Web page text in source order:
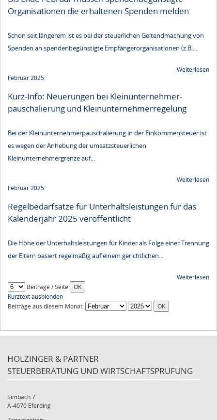
Organisationen die erhaltenen Spenden melden
Schon seit längerem ist es bei der steuerlichen Geltendmachung von
Spenden an spendenbegünstigte Empfängerorganisationen (z.B....
Weiterlesen
Februar 2025
Kurz-Info: Neuerungen bei Kleinunternehmer­
pauschalierung und Kleinunternehmer­regelung
Bei der Kleinunternehmerpauschalierung in der Einkommensteuer ist
es wegen der Anhebung der umsatzsteuerlichen
Kleinunternehmergrenze auf...
Weiterlesen
Februar 2025
Regelbedarfsätze für Unterhaltsleistungen für das
Kalenderjahr 2025 veröffentlicht
Die Höhe der Unterhaltsleistungen für Kinder als Folge einer Trennung
der Eltern basiert regelmäßig auf einem gerichtlichen...
Weiterlesen
Beiträge / Seite
Kurztext ausblenden
Beiträge aus diesem Monat:
HOLZINGER & PARTNER
STEUERBERATUNG UND WIRTSCHAFTSPRÜFUNG
Simbach 7
A-4070 Eferding